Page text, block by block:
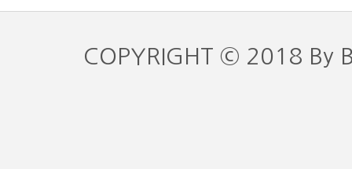
COPYRIGHT © 2018 By